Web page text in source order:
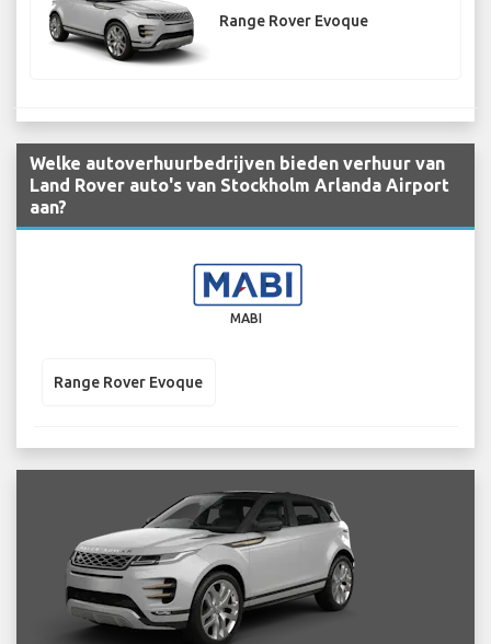
Range Rover Evoque
Welke autoverhuurbedrijven bieden verhuur van
Land Rover auto's van Stockholm Arlanda Airport
aan?
MABI
Range Rover Evoque